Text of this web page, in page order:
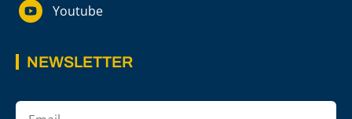
Youtube
NEWSLETTER